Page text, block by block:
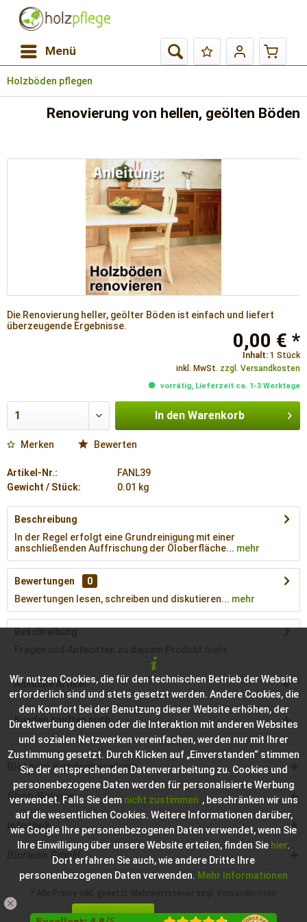
Menü
Holzböden pflegen
Renovierung von hellen, geölten Böden
Die Renovierung heller, geölter Böden ist einfach und liefert
überzeugende Ergebnisse.
0,00 € *
Inhalt: 1 Stück
inkl. MwSt. zzgl. Versandkosten
vorrätig, Lieferzeit ca. 1-3 Werktage
In den Warenkorb
Merken Bewerten
Artikel-Nr.:
FANL39
Gewicht / Stück:
0.01 kg
Beschreibung
In der Regel erfolgt eine Grundreinigung mit einer
anschließenden Auffrischung der Öloberfläche... mehr
Bewertungen
0
Bewertungen lesen, schreiben und diskutieren... mehr
Beschreibung
Fragen und Antworten zu diesem Produkt mehr
Ähnliche Artikel
Kunden kauften auch
Bioraum Kundenberatung
Shop Service
Infothek
Bioraum GmbH
* Alle Preise inkl. gesetzl. Mehrwertsteuer zzgl. Versandkosten
Hilfe / Support Kontakt zur Bioraum GmbH
Wir nutzen Cookies, die für den technischen Betrieb der Website
erforderlich sind und stets gesetzt werden. Andere Cookies, die
den Komfort bei der Benutzung dieser Website erhöhen, der
Direktwerbung dienen oder die Interaktion mit anderen Websites
und sozialen Netzwerken vereinfachen, werden nur mit Ihrer
Zustimmung gesetzt. Durch Klicken auf „Einverstanden“ stimmen
Sie der entsprechenden Datenverarbeitung zu. Cookies und
personenbezogene Daten werden für personalisierte Werbung
verwendet. Falls Sie dem nicht zustimmen , beschränken wir uns
auf die wesentlichen Cookies. Weitere Informationen darüber,
wie Google Ihre personenbezogenen Daten verwendet, wenn Sie
Ihre Einwilligung über unsere Website erteilen, finden Sie hier.
Dort erfahren Sie auch, wie andere Dritte Ihre
personenbezogenen Daten verwenden. Mehr Informationen
Einverstanden Konfigurieren